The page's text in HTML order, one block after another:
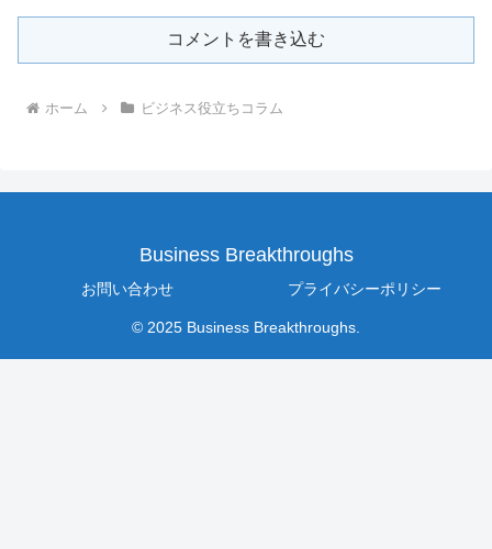
コメントを書き込む
ホーム ビジネス役立ちコラム
Business Breakthroughs
お問い合わせ プライバシーポリシー
© 2025 Business Breakthroughs.